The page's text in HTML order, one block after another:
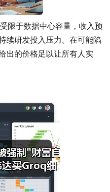
限于数据中心容量，收入预
续研发投入压力。在可能陷
出的价格足以让所有人实